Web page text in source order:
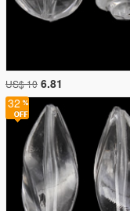
32
US$ 10 6.81